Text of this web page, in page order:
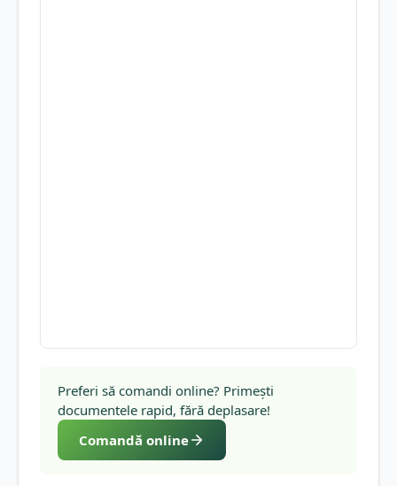
Preferi să comandi online? Primești
documentele rapid, fără deplasare!
Comandă online